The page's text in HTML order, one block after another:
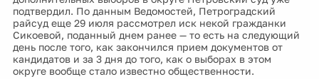
подтвердил. По данным Ведомостей, Петроградский
райсуд еще 29 июля рассмотрел иск некой гражданки
Сикоевой, поданный днем ранее — то есть на следующий
день после того, как закончился прием документов от
кандидатов и за 3 дня до того, как о выборах в этом
округе вообще стало известно общественности.